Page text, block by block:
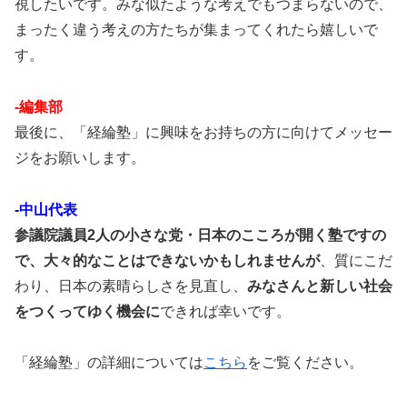
視したいです。みな似たような考えでもつまらないので、
まったく違う考えの方たちが集まってくれたら嬉しいで
す。
-編集部
最後に、「経綸塾」に興味をお持ちの方に向けてメッセー
ジをお願いします。
-中山代表
参議院議員2人の小さな党・日本のこころが開く塾ですの
で、大々的なことはできないかもしれませんが、質にこだ
わり、日本の素晴らしさを見直し、 みなさんと新しい社会
をつくってゆく機会にできれば幸いです。
「経綸塾」の詳細についてはこちら をご覧ください。